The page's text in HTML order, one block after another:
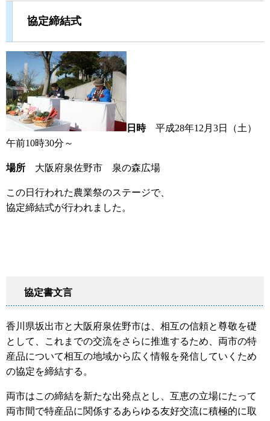
協定締結式
日時平成28年12月3日（土）
午前10時30分～
場所 大阪府泉佐野市 泉の森広場
この日行われた農業祭のステージで、
協定締結式が行われました。
協定書文言
香川県坂出市と大阪府泉佐野市は、相互の信頼と尊敬を礎
として、これまでの交流をさらに推進するため、両市の特
産品について相互の地域から広く情報を発信していくため
の協定を締結する。
両市はこの締結を新たな出発点とし、互恵の立場にたって
両市間で特産品に関係するあらゆる友好交流に積極的に取